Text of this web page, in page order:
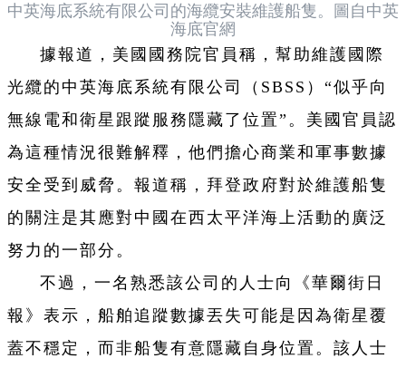
中英海底系統有限公司的海纜安裝維護船隻。圖自中英
海底官網
據報道，美國國務院官員稱，幫助維護國際
光纜的中英海底系統有限公司（SBSS）“似乎向
無線電和衛星跟蹤服務隱藏了位置”。美國官員認
為這種情況很難解釋，他們擔心商業和軍事數據
安全受到威脅。報道稱，拜登政府對於維護船隻
的關注是其應對中國在西太平洋海上活動的廣泛
努力的一部分。
不過，一名熟悉該公司的人士向《華爾街日
報》表示，船舶追蹤數據丟失可能是因為衛星覆
蓋不穩定，而非船隻有意隱藏自身位置。該人士